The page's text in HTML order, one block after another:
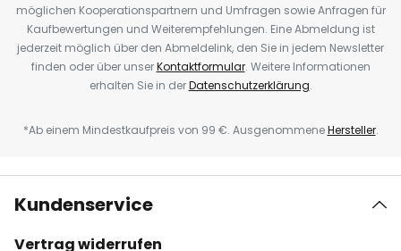
möglichen Kooperationspartnern und Umfragen sowie Anfragen für
Kaufbewertungen und Weiterempfehlungen. Eine Abmeldung ist
jederzeit möglich über den Abmeldelink, den Sie in jedem Newsletter
finden oder über unserKontaktformular. Weitere Informationen
erhalten Sie in derDatenschutzerklärung.
*Ab einem Mindestkaufpreis von 99 €. AusgenommeneHersteller.
Kundenservice
Vertrag widerrufen